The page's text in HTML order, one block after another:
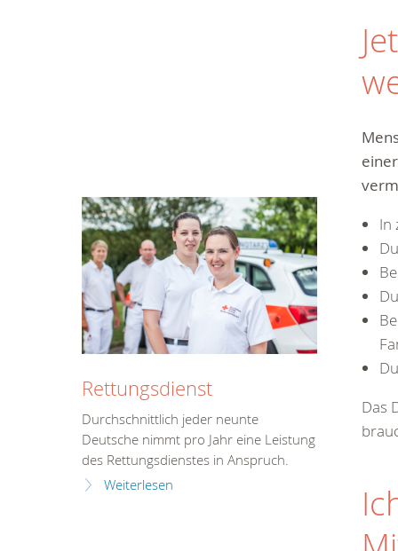
In
Das
Rettungsdienst
Durchschnittlich jeder neunte
Deutsche nimmt pro Jahr eine Leistung
des Rettungsdienstes in Anspruch.
Weiterlesen